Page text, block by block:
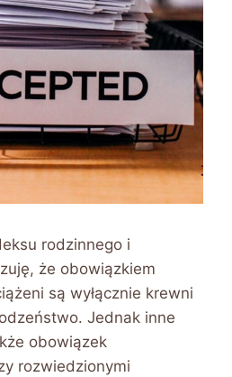
rodzinnego i
że obowiązkiem
są wyłącznie krewni
Jednak inne
obowiązek
rozwiedzionymi